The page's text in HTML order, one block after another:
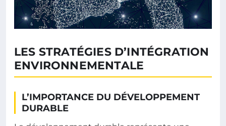
LES STRATÉGIES D’INTÉGRATION
ENVIRONNEMENTALE
L’IMPORTANCE DU DÉVELOPPEMENT
DURABLE